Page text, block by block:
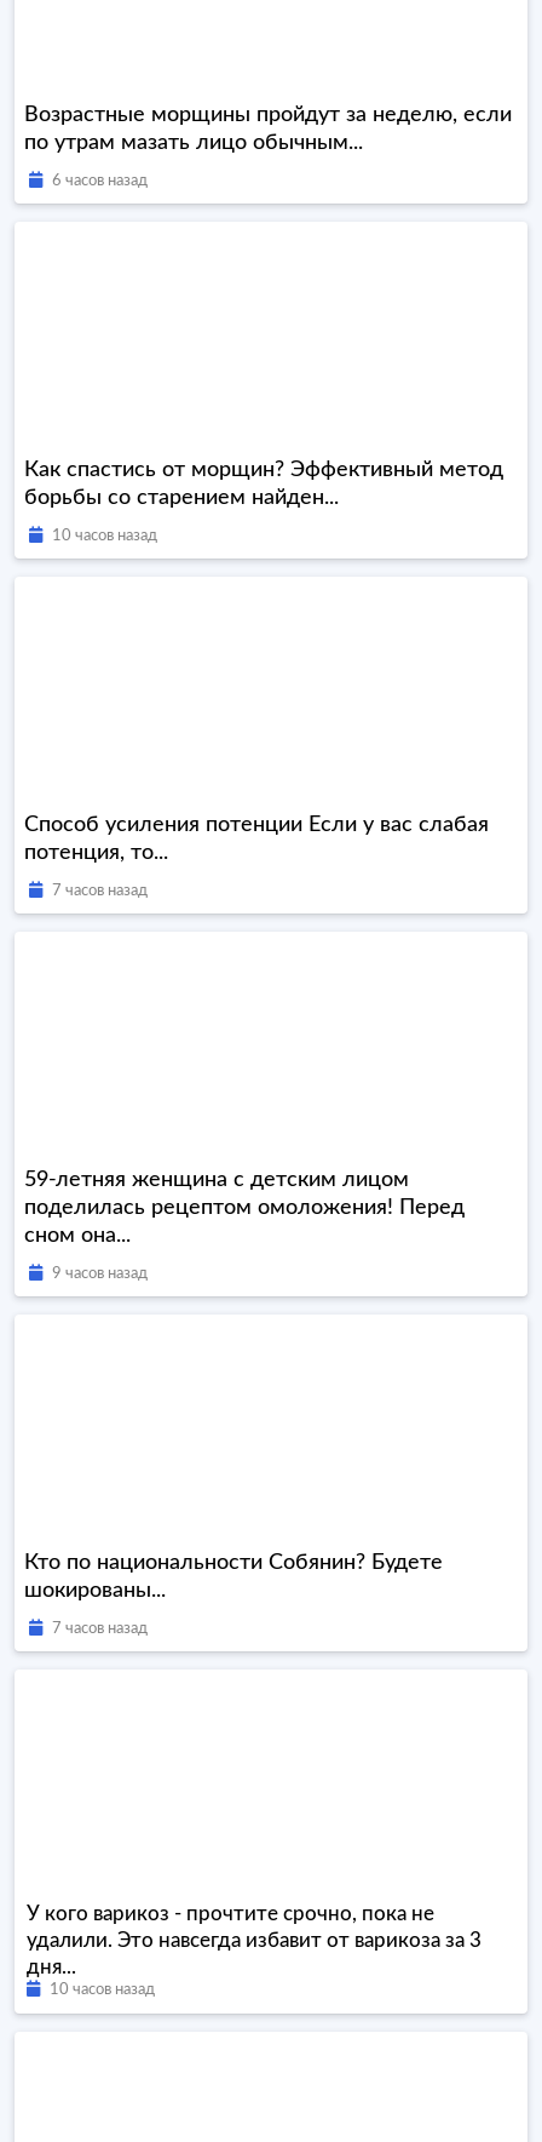
Возрастные морщины пройдут за неделю, если
по утрам мазать лицо обычным...
6 часов назад
Как спастись от морщин? Эффективный метод
борьбы со старением найден...
10 часов назад
Способ усиления потенции Если у вас слабая
потенция, то...
7 часов назад
59-летняя женщина с детским лицом
поделилась рецептом омоложения! Перед
сном она...
9 часов назад
Кто по национальности Собянин? Будете
шокированы...
7 часов назад
У кого варикоз - прочтите срочно, пока не
удалили. Это навсегда избавит от варикоза за 3
дня...
10 часов назад